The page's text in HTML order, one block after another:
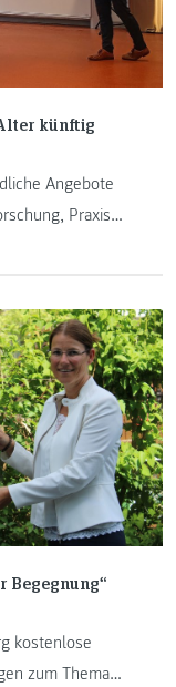
künftig
Angebote
Praxis
Begegnung“
kostenlose
zum Thema